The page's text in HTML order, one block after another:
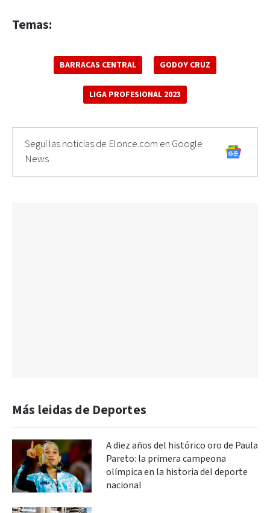
Temas:
BARRACAS CENTRAL GODOY CRUZ
LIGA PROFESIONAL 2023
Seguí las noticias de Elonce.com en Google
News
Más leidas de Deportes
A diez años del histórico oro de Paula
Pareto: la primera campeona
olímpica en la historia del deporte
nacional